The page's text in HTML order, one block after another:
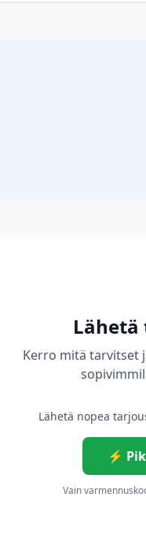
Kerro mitä tarvitset
Lähetä nopea
⚡
Vain